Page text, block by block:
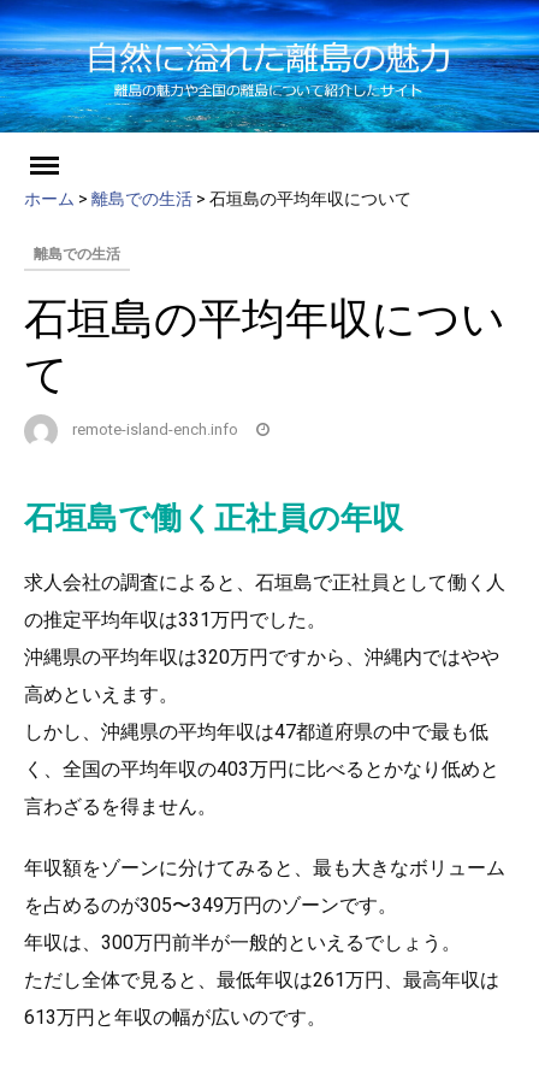
ホーム > 離島での生活 > 石垣島の平均年収について
離島での生活
石垣島の平均年収につい
て
remote-island-ench.info
石垣島で働く正社員の年収
求人会社の調査によると、石垣島で正社員として働く人
の推定平均年収は331万円でした。
沖縄県の平均年収は320万円ですから、沖縄内ではやや
高めといえます。
しかし、沖縄県の平均年収は47都道府県の中で最も低
く、全国の平均年収の403万円に比べるとかなり低めと
言わざるを得ません。
年収額をゾーンに分けてみると、最も大きなボリューム
を占めるのが305〜349万円のゾーンです。
年収は、300万円前半が一般的といえるでしょう。
ただし全体で見ると、最低年収は261万円、最高年収は
613万円と年収の幅が広いのです。